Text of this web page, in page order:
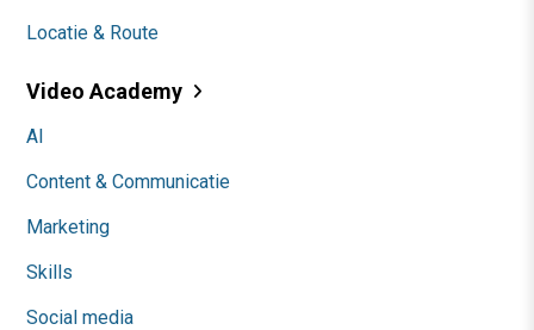
Locatie & Route
Video Academy
AI
Content & Communicatie
Marketing
Skills
Social media